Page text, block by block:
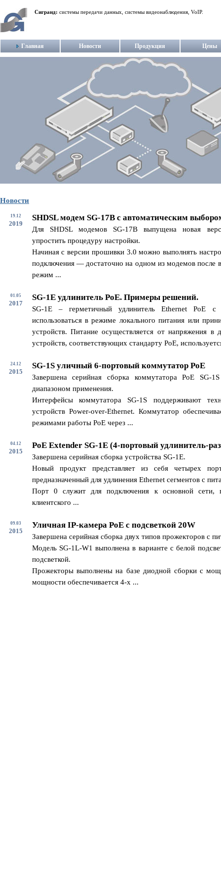
Сигранд: системы передачи данных, системы видеонаблюдения, VoIP.
Главная Новости Продукция Цены
Новости
19.12
2019
SHDSL модем SG-17B с автоматическим
Для SHDSL модемов SG-17B выпущена новая
упростить процедуру настройки.
Начиная с версии прошивки 3.0 можно выполнять
подключения — достаточно на одном из модемов после
режим ...
01.05
2017
SG-1E удлинитель PoE. Примеры решений.
SG-1E – герметичный удлинитель Ethernet PoE
использоваться в режиме локального питания или
устройств. Питание осуществляется от напряжения
устройств, соответствующих стандарту PoE,
24.12
2015
SG-1S уличный 6-портовый коммутатор PoE
Завершена серийная сборка коммутатора PoE SG-
диапазоном применения.
Интерфейсы коммутатора SG-1S поддерживают
устройств Power-over-Ethernet. Коммутатор
режимами работы PoE через ...
04.12
2015
PoE Extender SG-1E (4-портовый удлинитель-
Завершена серийная сборка устройства SG-1E.
Новый продукт представляет из себя четырех
предназначенный для удлинения Ethernet сегментов с
Порт 0 служит для подключения к основной сети,
клиентского ...
09.03
2015
Уличная IP-камера PoE с подсветкой 20W
Завершена серийная сборка двух типов прожекторов с
Модель SG-1L-W1 выполнена в варианте с белой
подсветкой.
Прожекторы выполнены на базе диодной сборки с
мощности обеспечивается 4-х ...